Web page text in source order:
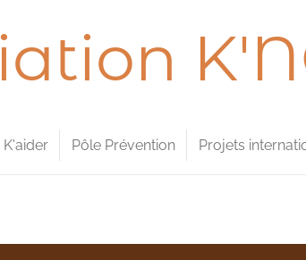
K'aider Pôle Prévention Projets